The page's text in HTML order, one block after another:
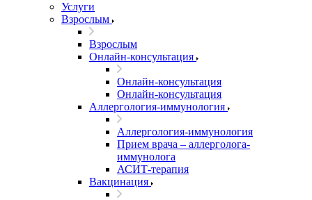
Услуги
Взрослым
Взрослым
Онлайн-консультация
Онлайн-консультация
Онлайн-консультация
Аллергология-иммунология
Аллергология-иммунология
Прием врача – аллерголога-
иммунолога
АСИТ-терапия
Вакцинация